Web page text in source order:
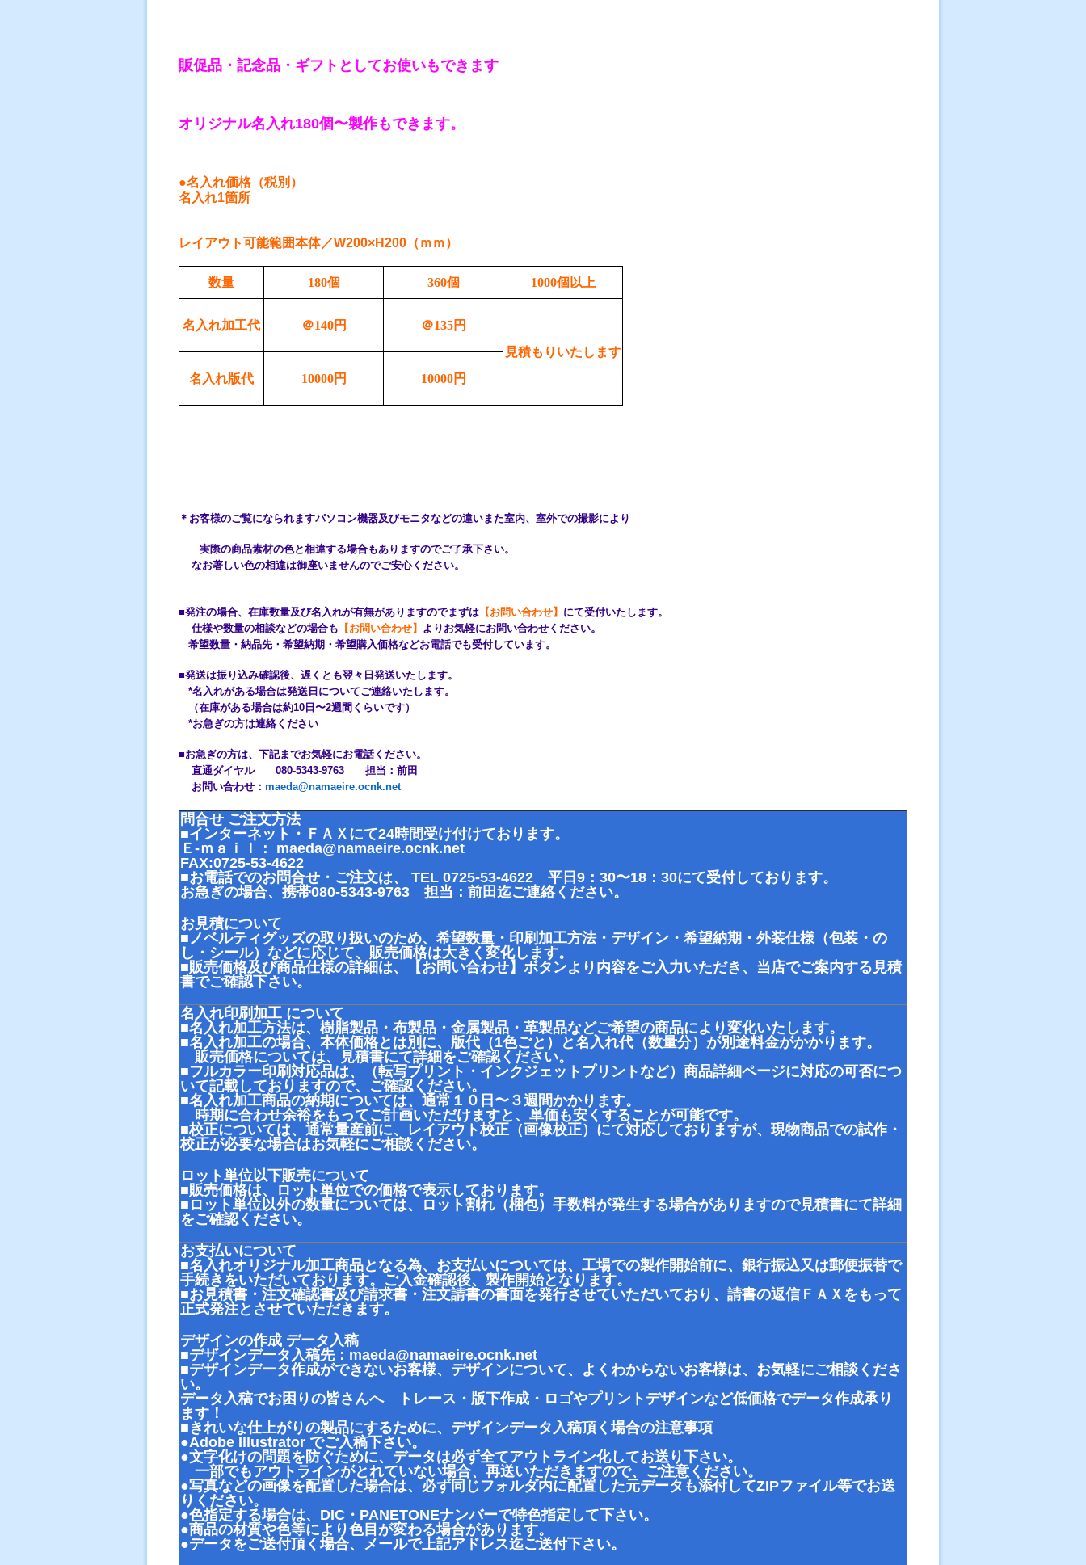
販促品・記念品・ギフトとしてお使いもできます
オリジナル名入れ180個〜製作もできます。
●名入れ価格（税別）
名入れ1箇所
レイアウト可能範囲本体／W200×H200（ｍｍ）
数量 180個 360個 1000個以上
名入れ加工代 ＠140円
＠135円
見積もりいたします
名入れ版代
10000円 10000円
＊お客様のご覧になられますパソコン機器及びモニタなどの違いまた室内、室外での撮影により
実際の商品素材の色と相違する場合もありますのでご了承下さい。
なお著しい色の相違は御座いませんのでご安心ください。
■発注の場合、在庫数量及び名入れが有無がありますのでまずは 【お問い合わせ】 にて受付いたします。
仕様や数量の相談などの場合も 【お問い合わせ】 よりお気軽にお問い合わせください。
希望数量・納品先・希望納期・希望購入価格などお電話でも受付しています。
■発送は振り込み確認後、遅くとも翌々日発送いたします。
*名入れがある場合は発送日についてご連絡いたします。
（在庫がある場合は約10日〜2週間くらいです）
*お急ぎの方は連絡ください
■お急ぎの方は、下記までお気軽にお電話ください。
直通ダイヤル 080-5343-9763 担当：前田
お問い合わせ： maeda@namaeire.ocnk.net
問合せ ご注文方法
■インターネット・ＦＡＸにて24時間受け付けております。
Ｅ-ｍａｉｌ： maeda@namaeire.ocnk.net
FAX:0725-53-4622
■お電話でのお問合せ・ご注文は、 TEL 0725-53-4622 平日9：30〜18：30にて受付しております。
お急ぎの場合、携帯080-5343-9763 担当：前田迄ご連絡ください。
お見積について
■ノベルティグッズの取り扱いのため、希望数量・印刷加工方法・デザイン・希望納期・外装仕様（包装・の
し・シール）などに応じて、販売価格は大きく変化します。
■販売価格及び商品仕様の詳細は、【お問い合わせ】ボタンより内容をご入力いただき、当店でご案内する見積
書でご確認下さい。
名入れ印刷加工 について
■名入れ加工方法は、樹脂製品・布製品・金属製品・革製品などご希望の商品により変化いたします。
■名入れ加工の場合、本体価格とは別に、版代（1色ごと）と名入れ代（数量分）が別途料金がかかります。
販売価格については、見積書にて詳細をご確認ください。
■フルカラー印刷対応品は、（転写プリント・インクジェットプリントなど）商品詳細ページに対応の可否につ
いて記載しておりますので、ご確認ください。
■名入れ加工商品の納期については、通常１０日〜３週間かかります。
時期に合わせ余裕をもってご計画いただけますと、単価も安くすることが可能です。
■校正については、通常量産前に、レイアウト校正（画像校正）にて対応しておりますが、現物商品での試作・
校正が必要な場合はお気軽にご相談ください。
ロット単位以下販売について
■販売価格は、ロット単位での価格で表示しております。
■ロット単位以外の数量については、ロット割れ（梱包）手数料が発生する場合がありますので見積書にて詳細
をご確認ください。
お支払いについて
■名入れオリジナル加工商品となる為、お支払いについては、工場での製作開始前に、銀行振込又は郵便振替で
手続きをいただいております。ご入金確認後、製作開始となります。
■お見積書・注文確認書及び請求書・注文請書の書面を発行させていただいており、請書の返信ＦＡＸをもって
正式発注とさせていただきます。
デザインの作成 データ入稿
■デザインデータ入稿先： maeda@namaeire.ocnk.net
■デザインデータ作成ができないお客様、デザインについて、よくわからないお客様は、お気軽にご相談くださ
い。
データ入稿でお困りの皆さんへ トレース・版下作成・ロゴやプリントデザインなど低価格でデータ作成承り
ます！
■きれいな仕上がりの製品にするために、デザインデータ入稿頂く場合の注意事項
●Adobe Illustrator でご入稿下さい。
●文字化けの問題を防ぐために、データは必ず全てアウトライン化してお送り下さい。
一部でもアウトラインがとれていない場合、再送いただきますので、ご注意ください。
●写真などの画像を配置した場合は、必ず同じフォルダ内に配置した元データも添付してZIPファイル等でお送
りください。
●色指定する場合は、DIC・PANETONEナンバーで特色指定して下さい。
●商品の材質や色等により色目が変わる場合があります。
●データをご送付頂く場合、メールで上記アドレス迄ご送付下さい。